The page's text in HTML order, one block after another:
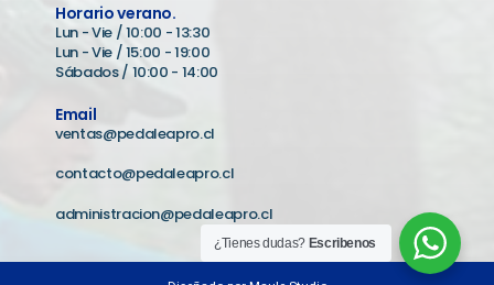
Horario verano.
Lun - Vie / 10:00 - 13:30
Lun - Vie / 15:00 - 19:00
Sábados / 10:00 - 14:00
Email
ventas@pedaleapro.cl
contacto@pedaleapro.cl
administracion@pedaleapro.cl
¿Tienes dudas? Escribenos